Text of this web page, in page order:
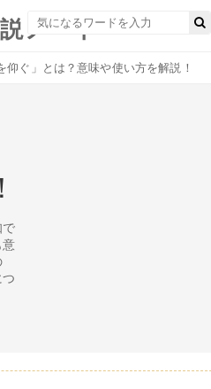
ノート
仰ぐ」とは？意味や使い方を解説！
で
意